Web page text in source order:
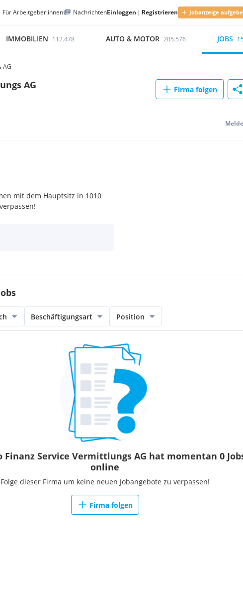
Für Arbeitgeber:innen NachrichtenEinloggen | Registrieren Jobanzeige
IMMOBILIEN 112.478 AUTO & MOTOR 205.576 JOBS
AG
AG Firma folgen
mit dem Hauptsitz in 1010
Beschäftigungsart Position
Finanz Service Vermittlungs AG hat momentan 0
online
Folge dieser Firma um keine neuen Jobangebote zu verpassen!
Firma folgen